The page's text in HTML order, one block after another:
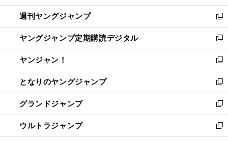
開
く
ウ
で
開
く
ン
ド
ウ
で
開
く
ウ
ィ
ン
ド
ウ
で
開
く
週刊ヤングジャンプ
新
し
い
ウ
ィ
ン
ド
ウ
で
開
く
ヤングジャンプ定期購読デジタル
新
し
い
ウ
ィ
ン
ド
ウ
で
開
ヤンジャン！
新
し
い
ウ
ィ
ン
ド
ウ
となりのヤングジャンプ
新
し
い
ウ
ィ
ン
グランドジャンプ
新
し
い
ウ
ウルトラジャンプ
新
し